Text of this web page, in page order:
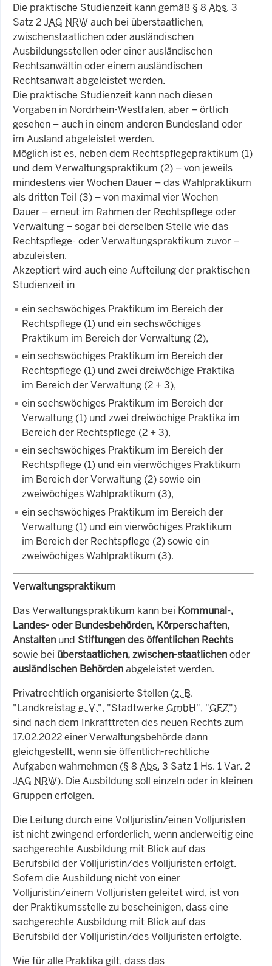
Die praktische Studienzeit kann gemäß § 8Abs. 3
Satz 2JAG NRWauch bei überstaatlichen,
zwischenstaatlichen oder ausländischen
Ausbildungsstellen oder einer ausländischen
Rechtsanwältin oder einem ausländischen
Rechtsanwalt abgeleistet werden.
Die praktische Studienzeit kann nach diesen
Vorgaben in Nordrhein-Westfalen, aber – örtlich
gesehen – auch in einem anderen Bundesland oder
im Ausland abgeleistet werden.
Möglich ist es, neben dem Rechtspflegepraktikum (1)
und dem Verwaltungspraktikum (2) – von jeweils
mindestens vier Wochen Dauer – das Wahlpraktikum
als dritten Teil (3) – von maximal vier Wochen
Dauer – erneut im Rahmen der Rechtspflege oder
Verwaltung – sogar bei derselben Stelle wie das
Rechtspflege- oder Verwaltungspraktikum zuvor –
abzuleisten.
Akzeptiert wird auch eine Aufteilung der praktischen
Studienzeit in
ein sechswöchiges Praktikum im Bereich der
Rechtspflege (1) und ein sechswöchiges
Praktikum im Bereich der Verwaltung (2),
ein sechswöchiges Praktikum im Bereich der
Rechtspflege (1) und zwei dreiwöchige Praktika
im Bereich der Verwaltung (2 + 3),
ein sechswöchiges Praktikum im Bereich der
Verwaltung (1) und zwei dreiwöchige Praktika im
Bereich der Rechtspflege (2 + 3),
ein sechswöchiges Praktikum im Bereich der
Rechtspflege (1) und ein vierwöchiges Praktikum
im Bereich der Verwaltung (2) sowie ein
zweiwöchiges Wahlpraktikum (3),
ein sechswöchiges Praktikum im Bereich der
Verwaltung (1) und ein vierwöchiges Praktikum
im Bereich der Rechtspflege (2) sowie ein
zweiwöchiges Wahlpraktikum (3).
Verwaltungspraktikum
Das Verwaltungspraktikum kann bei Kommunal-,
Landes- oder Bundesbehörden, Körperschaften,
Anstalten und Stiftungen des öffentlichen Rechts
sowie bei überstaatlichen, zwischen-staatlichenoder
ausländischen Behördenabgeleistet werden.
Privatrechtlich organisierte Stellen (z. B.
"Landkreistage. V.", "Stadtwerke GmbH", "GEZ")
sind nach dem Inkrafttreten des neuen Rechts zum
17.02.2022 einer Verwaltungsbehörde dann
gleichgestellt, wenn sie öffentlich-rechtliche
Aufgaben wahrnehmen (§ 8Abs. 3 Satz 1 Hs. 1 Var. 2
JAG NRW). Die Ausbildung soll einzeln oder in kleinen
Gruppen erfolgen.
Die Leitung durch eine Volljuristin/einen Volljuristen
ist nicht zwingend erforderlich, wenn anderweitig eine
sachgerechte Ausbildung mit Blick auf das
Berufsbild der Volljuristin/des Volljuristen erfolgt.
Sofern die Ausbildung nicht von einer
Volljuristin/einem Volljuristen geleitet wird, ist von
der Praktikumsstelle zu bescheinigen, dass eine
sachgerechte Ausbildung mit Blick auf das
Berufsbild der Volljuristin/des Volljuristen erfolgte.
Wie für alle Praktika gilt, dass das